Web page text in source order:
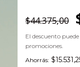
$44.375,00
El descuento
promociones.
Ahorrás: